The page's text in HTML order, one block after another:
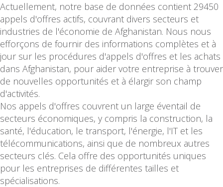
Actuellement, notre base de données contient 29450
appels d'offres actifs, couvrant divers secteurs et
industries de l'économie de Afghanistan. Nous nous
efforçons de fournir des informations complètes et à
jour sur les procédures d'appels d'offres et les achats
dans Afghanistan, pour aider votre entreprise à trouver
de nouvelles opportunités et à élargir son champ
d'activités.
Nos appels d'offres couvrent un large éventail de
secteurs économiques, y compris la construction, la
santé, l'éducation, le transport, l'énergie, l'IT et les
télécommunications, ainsi que de nombreux autres
secteurs clés. Cela offre des opportunités uniques
pour les entreprises de différentes tailles et
spécialisations.